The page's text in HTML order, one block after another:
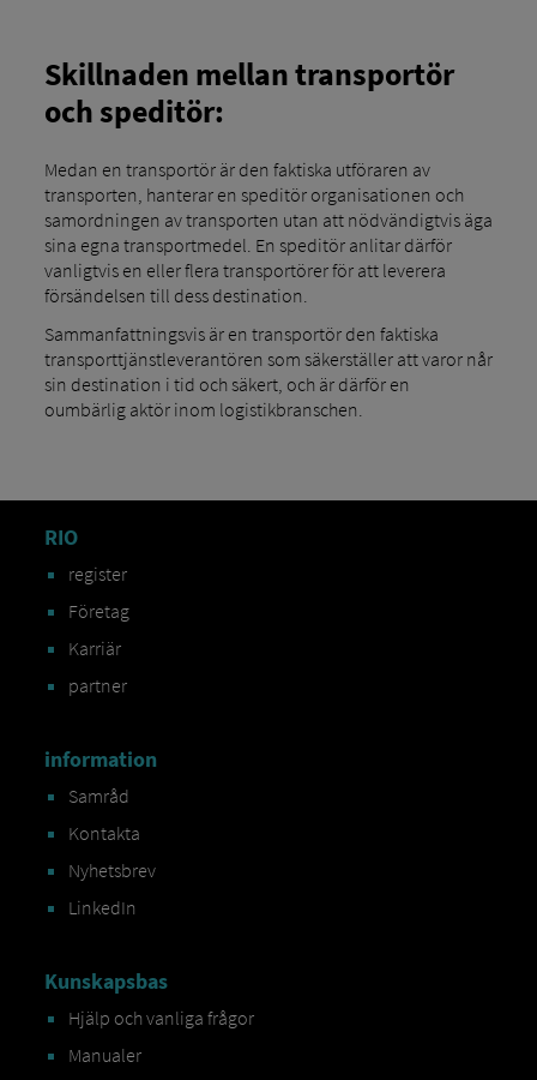
Skillnaden mellan transportör
och speditör:
Medan en transportör är den faktiska utföraren av
transporten, hanterar en speditör organisationen och
samordningen av transporten utan att nödvändigtvis äga
sina egna transportmedel. En speditör anlitar därför
vanligtvis en eller flera transportörer för att leverera
försändelsen till dess destination.
Sammanfattningsvis är en transportör den faktiska
transporttjänstleverantören som säkerställer att varor når
sin destination i tid och säkert, och är därför en
oumbärlig aktör inom logistikbranschen.
RIO
register
Företag
Karriär
partner
information
Samråd
Kontakta
Nyhetsbrev
LinkedIn
Kunskapsbas
Hjälp och vanliga frågor
Manualer